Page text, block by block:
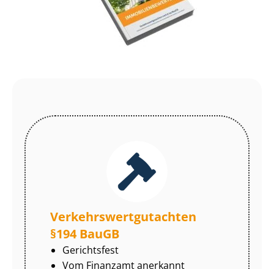
Ver­kehrs­wert­gut­ach­ten
§194 BauGB
Gerichtsfest
Vom Finanzamt anerkannt